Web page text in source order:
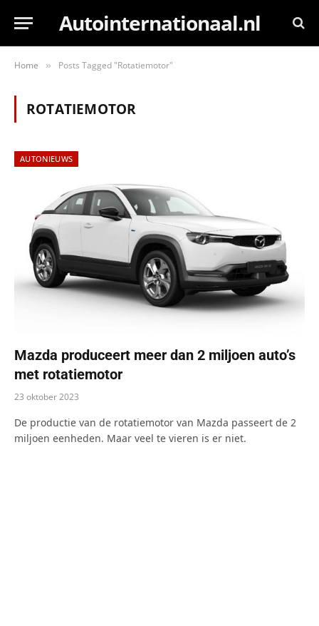
Autointernationaal.nl
Home » Posts Tagged "Rotatiemotor"
ROTATIEMOTOR
AUTONIEUWS
Mazda produceert meer dan 2 miljoen auto’s
met rotatiemotor
23 oktober 2023
De productie van de rotatiemotor van Mazda passeert de 2
miljoen eenheden. Maar veel te vieren is er niet.